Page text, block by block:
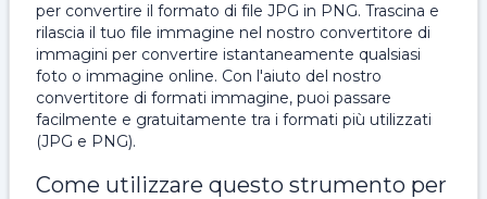
per convertire il formato di file JPG in PNG. Trascina e
rilascia il tuo file immagine nel nostro convertitore di
immagini per convertire istantaneamente qualsiasi
foto o immagine online. Con l'aiuto del nostro
convertitore di formati immagine, puoi passare
facilmente e gratuitamente tra i formati più utilizzati
(JPG e PNG).
Come utilizzare questo strumento per